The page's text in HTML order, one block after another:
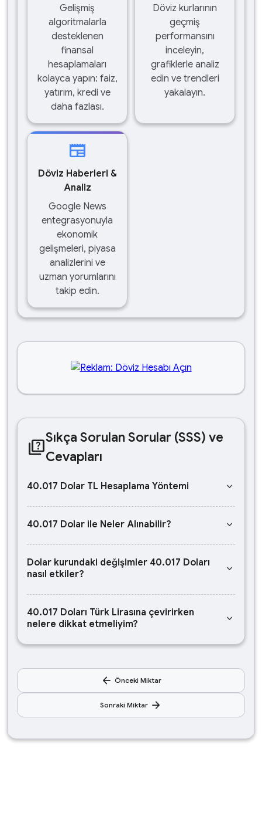
Gelişmiş
algoritmalarla
desteklenen
finansal
hesaplamaları
kolayca yapın: faiz,
yatırım, kredi ve
daha fazlası.
Döviz kurlarının
geçmiş
performansını
inceleyin,
grafiklerle analiz
edin ve trendleri
yakalayın.
newspaper
Döviz Haberleri &
Analiz
Google News
entegrasyonuyla
ekonomik
gelişmeleri, piyasa
analizlerini ve
uzman yorumlarını
takip edin.
quizSıkça Sorulan Sorular (SSS) ve
Cevapları
40.017 Dolar TL Hesaplama Yöntemi keyboard_arrow_down
40.017 Dolar ile Neler Alınabilir? keyboard_arrow_down
Dolar kurundaki değişimler 40.017 Doları
nasıl etkiler?
keyboard_arrow_down
40.017 Doları Türk Lirasına çevirirken
nelere dikkat etmeliyim?
keyboard_arrow_down
arrow_back Önceki Miktar
Sonraki Miktar arrow_forward